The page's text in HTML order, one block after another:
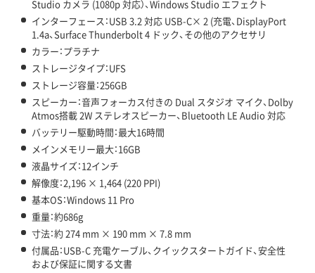
Studio カメラ (1080p 対応）、Windows Studio エフェクト
インターフェース：USB 3.2 対応 USB-C× 2 (充電、DisplayPort
1.4a、Surface Thunderbolt 4 ドック、その他のアクセサリ
カラー：プラチナ
ストレージタイプ：UFS
ストレージ容量：256GB
スピーカー：音声フォーカス付きの Dual スタジオ マイク、Dolby
Atmos搭載 2W ステレオスピーカー、Bluetooth LE Audio 対応
バッテリー駆動時間：最大16時間
メインメモリー最大：16GB
液晶サイズ：12インチ
解像度：2,196 × 1,464 (220 PPI)
基本OS：Windows 11 Pro
重量：約686g
寸法：約 274 mm × 190 mm × 7.8 mm
付属品：USB-C 充電ケーブル、クイックスタートガイド、安全性
および保証に関する文書